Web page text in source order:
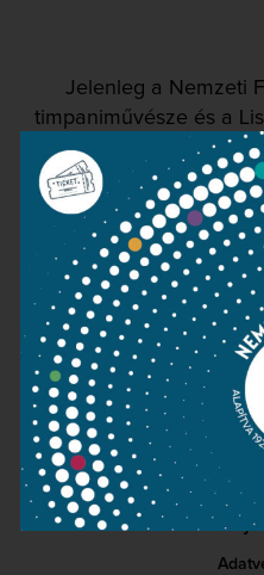
Jelenleg a Nemzeti
timpaniművésze és a